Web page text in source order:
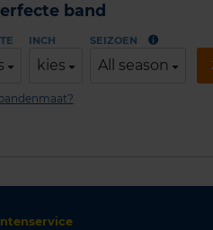
band
INCH
kies
SEIZOEN
All season